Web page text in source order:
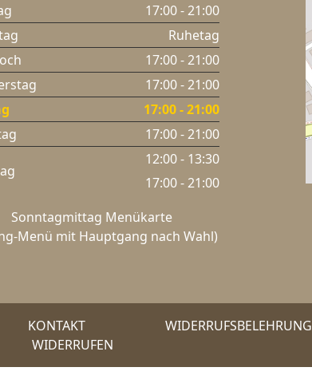
17:00 - 21:00
Ruhetag
17:00 - 21:00
17:00 - 21:00
17:00 - 21:00
17:00 - 21:00
12:00 - 13:30
17:00 - 21:00
Sonntagmittag Menükarte
Menü mit Hauptgang nach Wahl)
KONTAKT WIDERRUFSBELEHRUNG
WIDERRUFEN